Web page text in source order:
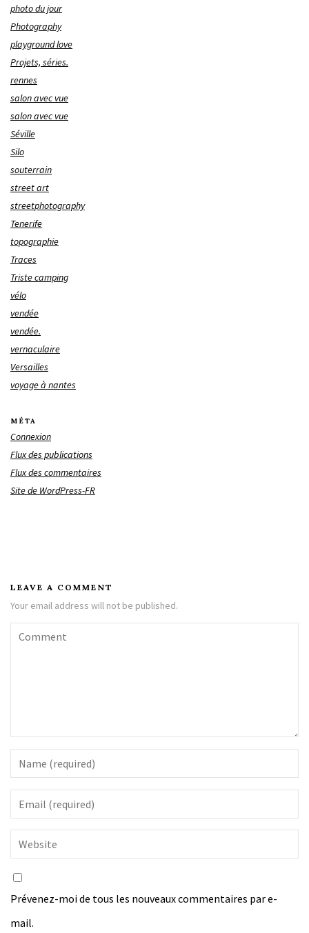
photo du jour
Photography
playground love
Projets, séries.
rennes
salon avec vue
salon avec vue
Séville
Silo
souterrain
street art
streetphotography
Tenerife
topographie
Traces
Triste camping
vélo
vendée
vendée.
vernaculaire
Versailles
voyage à nantes
MÉTA
Connexion
Flux des publications
Flux des commentaires
Site de WordPress-FR
LEAVE A COMMENT
Your email address will not be published.
Prévenez-moi de tous les nouveaux commentaires par e-
mail.